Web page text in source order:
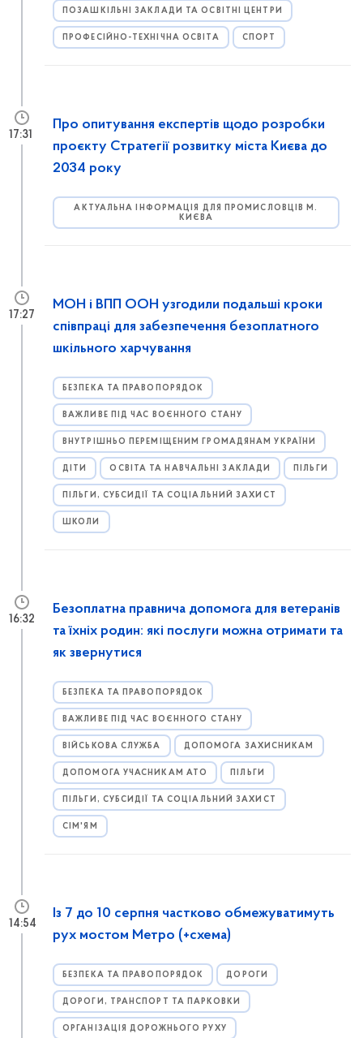
ПОЗАШКІЛЬНІ ЗАКЛАДИ ТА ОСВІТНІ ЦЕНТРИ
ПРОФЕСІЙНО-ТЕХНІЧНА ОСВІТА СПОРТ
Про опитування експертів щодо розробки
проєкту Стратегії розвитку міста Києва до
2034 року
АКТУАЛЬНА ІНФОРМАЦІЯ ДЛЯ ПРОМИСЛОВЦІВ М.
КИЄВА
17:31
МОН і ВПП ООН узгодили подальші кроки
співпраці для забезпечення безоплатного
шкільного харчування
БЕЗПЕКА ТА ПРАВОПОРЯДОК
ВАЖЛИВЕ ПІД ЧАС ВОЄННОГО СТАНУ
ВНУТРІШНЬО ПЕРЕМІЩЕНИМ ГРОМАДЯНАМ УКРАЇНИ
ДІТИ ОСВІТА ТА НАВЧАЛЬНІ ЗАКЛАДИ ПІЛЬГИ
ПІЛЬГИ, СУБСИДІЇ ТА СОЦІАЛЬНИЙ ЗАХИСТ
ШКОЛИ
17:27
Безоплатна правнича допомога для ветеранів
та їхніх родин: які послуги можна отримати та
як звернутися
БЕЗПЕКА ТА ПРАВОПОРЯДОК
ВАЖЛИВЕ ПІД ЧАС ВОЄННОГО СТАНУ
ВІЙСЬКОВА СЛУЖБА ДОПОМОГА ЗАХИСНИКАМ
ДОПОМОГА УЧАСНИКАМ АТО ПІЛЬГИ
ПІЛЬГИ, СУБСИДІЇ ТА СОЦІАЛЬНИЙ ЗАХИСТ
СІМ'ЯМ
16:32
Із 7 до 10 серпня частково обмежуватимуть
рух мостом Метро (+схема)
БЕЗПЕКА ТА ПРАВОПОРЯДОК ДОРОГИ
ДОРОГИ, ТРАНСПОРТ ТА ПАРКОВКИ
ОРГАНІЗАЦІЯ ДОРОЖНЬОГО РУХУ
14:54